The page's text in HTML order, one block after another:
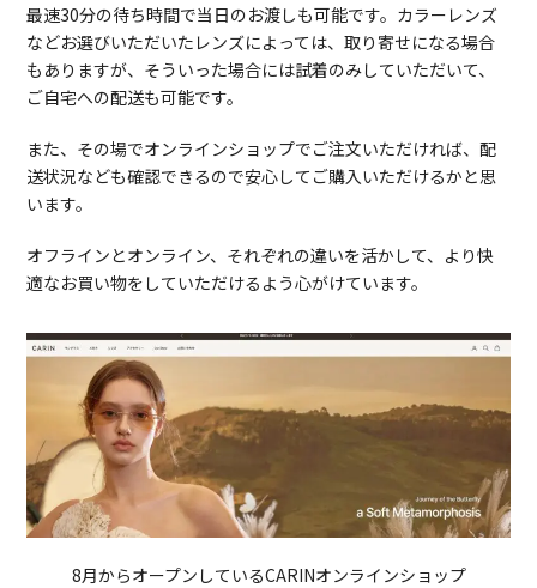
最速30分の待ち時間で当日のお渡しも可能です。カラーレンズ
などお選びいただいたレンズによっては、取り寄せになる場合
もありますが、そういった場合には試着のみしていただいて、
ご自宅への配送も可能です。
また、その場でオンラインショップでご注文いただければ、配
送状況なども確認できるので安心してご購入いただけるかと思
います。
オフラインとオンライン、それぞれの違いを活かして、より快
適なお買い物をしていただけるよう心がけています。
8月からオープンしているCARINオンラインショップ